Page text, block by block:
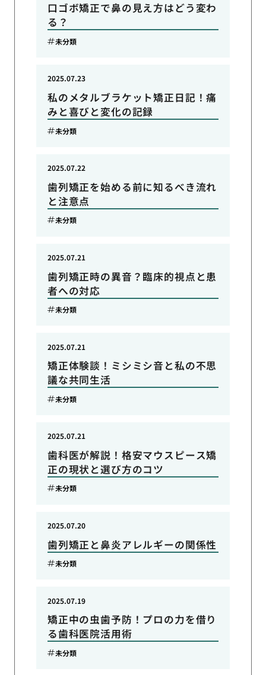
口ゴボ矯正で鼻の見え方はどう変わ
る？
未分類
私のメタルブラケット矯正日記！痛
みと喜びと変化の記録
2025.07.23
未分類
歯列矯正を始める前に知るべき流れ
と注意点
2025.07.22
未分類
歯列矯正時の異音？臨床的視点と患
者への対応
2025.07.21
未分類
矯正体験談！ミシミシ音と私の不思
議な共同生活
2025.07.21
未分類
歯科医が解説！格安マウスピース矯
正の現状と選び方のコツ
2025.07.21
未分類
歯列矯正と鼻炎アレルギーの関係性
2025.07.20
未分類
矯正中の虫歯予防！プロの力を借り
る歯科医院活用術
2025.07.19
未分類